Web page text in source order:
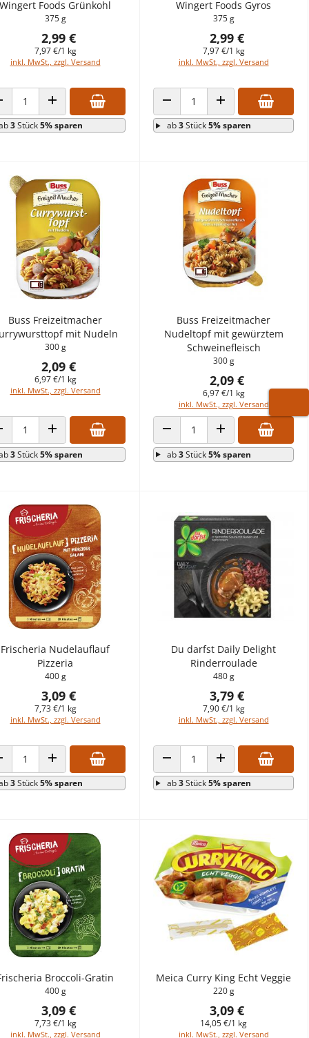
Wingert Foods Grünkohl
375 g
2,99 €
7,97 €/1 kg
inkl. MwSt., zzgl. Versand
VERRINGERN
ANZAHL ERHÖHEN
3Stück5% sparen
Wingert Foods Gyros
375 g
2,99 €
7,97 €/1 kg
inkl. MwSt., zzgl. Versand
ANZAHL VERRINGERNANZAHL ERHÖHEN
ab3Stück5% sparen
Buss Freizeitmacher
mit Nudeln
300 g
2,09 €
6,97 €/1 kg
inkl. MwSt., zzgl. Versand
VERRINGERN
ANZAHL ERHÖHEN
3Stück5% sparen
Buss Freizeitmacher
Nudeltopf mit gewürztem
Schweinefleisch
300 g
2,09 €
6,97 €/1 kg
inkl. MwSt., zzgl. Versand
ANZAHL VERRINGERNANZAHL ERHÖHEN
ab3Stück5% sparen
Frischeria Nudelauflauf
Pizzeria
400 g
3,09 €
7,73 €/1 kg
inkl. MwSt., zzgl. Versand
VERRINGERN
ANZAHL ERHÖHEN
3Stück5% sparen
Du darfst Daily Delight
Rinderroulade
480 g
3,79 €
7,90 €/1 kg
inkl. MwSt., zzgl. Versand
ANZAHL VERRINGERNANZAHL ERHÖHEN
ab3Stück5% sparen
Broccoli-Gratin
400 g
3,09 €
7,73 €/1 kg
inkl. MwSt., zzgl. Versand
Meica Curry King Echt Veggie
220 g
3,09 €
14,05 €/1 kg
inkl. MwSt., zzgl. Versand